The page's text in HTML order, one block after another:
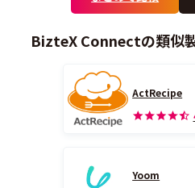
BizteX Connectの類似
ActRecipe
Yoom